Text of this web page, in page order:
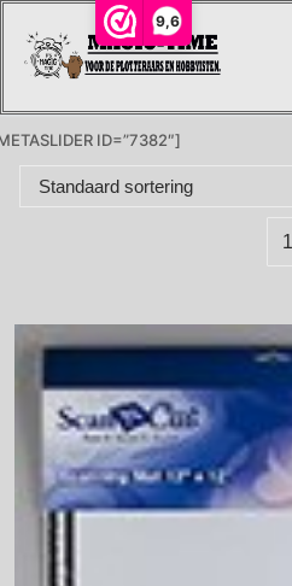
9,6
naar
ID=”7382″]